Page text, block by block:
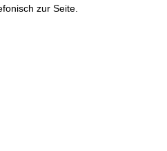
zur Seite.